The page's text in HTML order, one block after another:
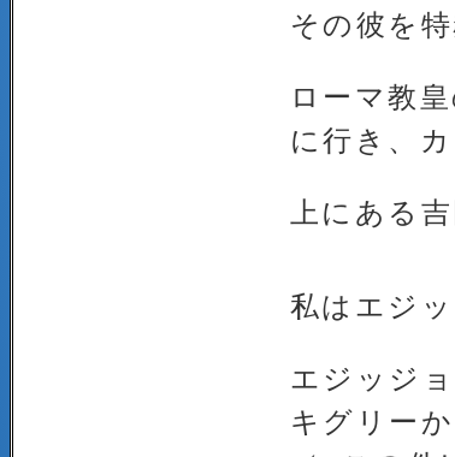
その彼を
ローマ教
に行き、
上にある
私はエジ
エジッジ
キグリー